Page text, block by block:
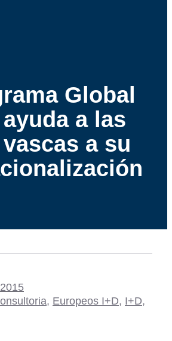
Global
a las
a su
, Europeos I+D, I+D,